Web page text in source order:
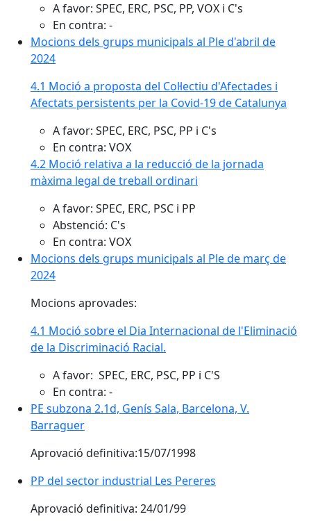
A favor: SPEC, ERC, PSC, PP, VOX i C's
En contra: -
Mocions dels grups municipals al Ple d'abril de
2024
4.1 Moció a proposta del Col·lectiu d'Afectades i
Afectats persistents per la Covid-19 de Catalunya
A favor: SPEC, ERC, PSC, PP i C's
En contra: VOX
4.2 Moció relativa a la reducció de la jornada
màxima legal de treball ordinari
A favor: SPEC, ERC, PSC i PP
Abstenció: C's
En contra: VOX
Mocions dels grups municipals al Ple de març de
2024
Mocions aprovades:
4.1 Moció sobre el Dia Internacional de l'Eliminació
de la Discriminació Racial.
A favor: SPEC, ERC, PSC, PP i C'S
En contra: -
PE subzona 2.1d, Genís Sala, Barcelona, V.
Barraguer
Aprovació definitiva:15/07/1998
PP del sector industrial Les Pereres
Aprovació definitiva: 24/01/99